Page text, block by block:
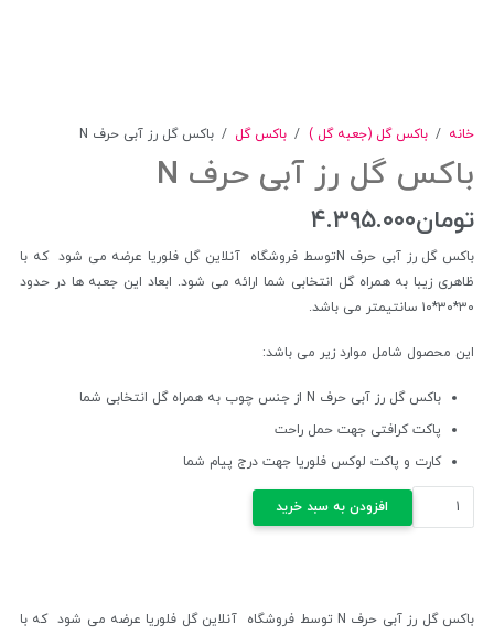
خانه / باکس گل (جعبه گل ) / باکس گل / باکس گل رز آبی حرف N
باکس گل رز آبی حرف N
تومان۴.۳۹۵.۰۰۰
باکس گل رز آبی حرف Nتوسط فروشگاه آنلاین گل فلوریا عرضه می شود که با
ظاهری زیبا به همراه گل انتخابی شما ارائه می شود. ابعاد این جعبه ها در حدود
۳۰*۳۰*۱۰ سانتیمتر می باشد.
این محصول شامل موارد زیر می باشد:
باکس گل رز آبی حرف N از جنس چوب به همراه گل انتخابی شما
پاکت کرافتی جهت حمل راحت
کارت و پاکت لوکس فلوریا جهت درج پیام شما
باکس
گل
N
افزودن به سبد خرید
باکس گل رز آبی حرف N توسط فروشگاه آنلاین گل فلوریا عرضه می شود که با